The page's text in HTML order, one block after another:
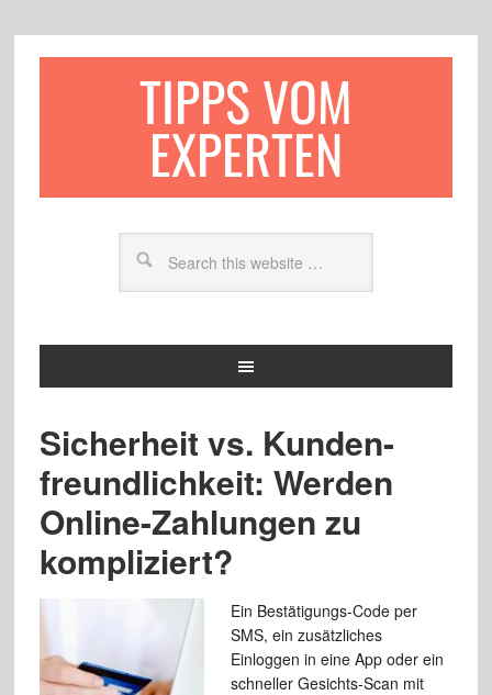
TIPPS VOM
EXPERTEN
Sicherheit vs. Kunden-
freundlichkeit: Werden
Online-Zahlungen zu
kompliziert?
Ein Bestätigungs-Code per
SMS, ein zusätzliches
Einloggen in eine App oder ein
schneller Gesichts-Scan mit